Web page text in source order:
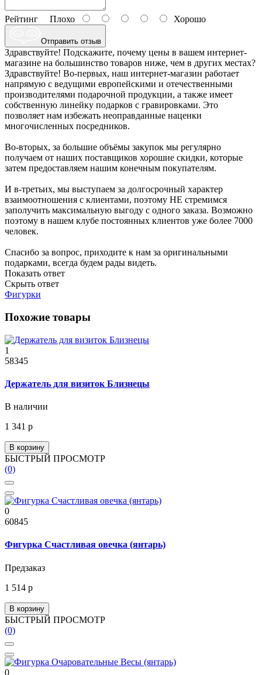
Рейтинг Плохо Хорошо
Отправить отзыв
Здравствуйте! Подскажите, почему цены в вашем интернет-
магазине на большинство товаров ниже, чем в других местах?
Здравствуйте! Во-первых, наш интернет-магазин работает
напрямую с ведущими европейскими и отечественными
производителями подарочной продукции, а также имеет
собственную линейку подарков с гравировками. Это
позволяет нам избежать неоправданные наценки
многочисленных посредников.
Во-вторых, за большие объёмы закупок мы регулярно
получаем от наших поставщиков хорошие скидки, которые
затем предоставляем нашим конечным покупателям.
И в-третьих, мы выступаем за долгосрочный характер
взаимоотношения с клиентами, поэтому НЕ стремимся
заполучить максимальную выгоду с одного заказа. Возможно
поэтому в нашем клубе постоянных клиентов уже более 7000
человек.
Спасибо за вопрос, приходите к нам за оригинальными
подарками, всегда будем рады видеть.
Показать ответ
Скрыть ответ
Фигурки
Похожие товары
1
58345
Держатель для визиток Близнецы
В наличии
1 341 р
В корзину
БЫСТРЫЙ ПРОСМОТР
(0)
0
60845
Фигурка Счастливая овечка (янтарь)
Предзаказ
1 514 р
В корзину
БЫСТРЫЙ ПРОСМОТР
(0)
0